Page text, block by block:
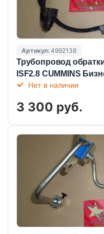
Артикул: 4992138
Трубопровод
ISF2.8 CUMMINS
Нет в наличии
3 300 руб.